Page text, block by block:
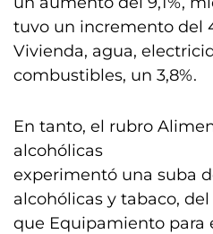
tuvo un incremento del
Vivienda, agua,
combustibles, un 3,8%.
En tanto, el rubro
alcohólicas
experimentó una suba
alcohólicas y tabaco, del
que Equipamiento para